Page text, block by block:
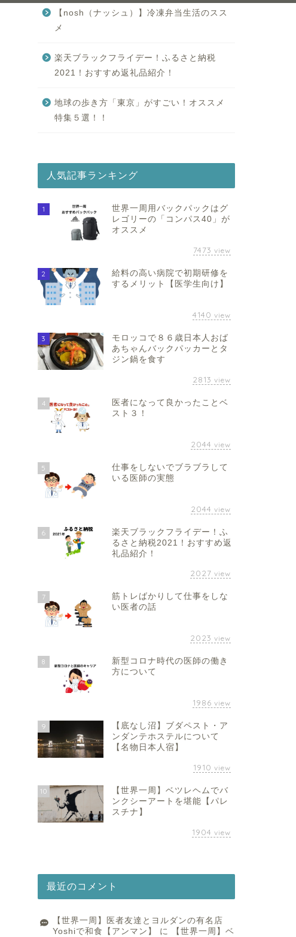
【nosh（ナッシュ）】冷凍弁当生活のスス
メ
楽天ブラックフライデー！ふるさと納税
2021！おすすめ返礼品紹介！
地球の歩き方「東京」がすごい！オススメ
特集５選！！
人気記事ランキング
1
世界一周用バックパックはグ
レゴリーの「コンパス40」が
オススメ
7473 view
2
給料の高い病院で初期研修を
するメリット【医学生向け】
4140 view
3
モロッコで８６歳日本人おば
あちゃんバックパッカーとタ
ジン鍋を食す
2813 view
4
医者になって良かったことベ
スト３！
2044 view
5
仕事をしないでブラブラして
いる医師の実態
2044 view
6
楽天ブラックフライデー！ふ
るさと納税2021！おすすめ返
礼品紹介！
2027 view
7
筋トレばかりして仕事をしな
い医者の話
2023 view
8
新型コロナ時代の医師の働き
方について
1986 view
9
【底なし沼】ブダペスト・ア
ンダンテホステルについて
【名物日本人宿】
1910 view
10
【世界一周】ベツレヘムでバ
ンクシーアートを堪能【パレ
スチナ】
1904 view
最近のコメント
【世界一周】医者友達とヨルダンの有名店
Yoshiで和食【アンマン】
に
【世界一周】ベ